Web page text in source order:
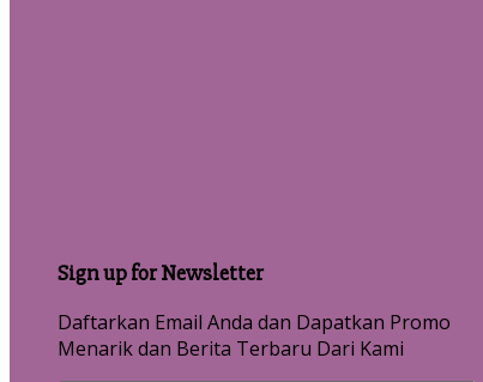
Sign up for Newsletter
Daftarkan Email Anda dan Dapatkan Promo
Menarik dan Berita Terbaru Dari Kami